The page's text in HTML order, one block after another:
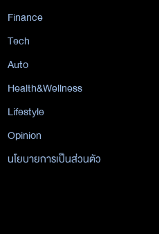
Finance
Tech
Auto
Health&Wellness
Lifestyle
Opinion
นโยบายการเป็นส่วนตัว